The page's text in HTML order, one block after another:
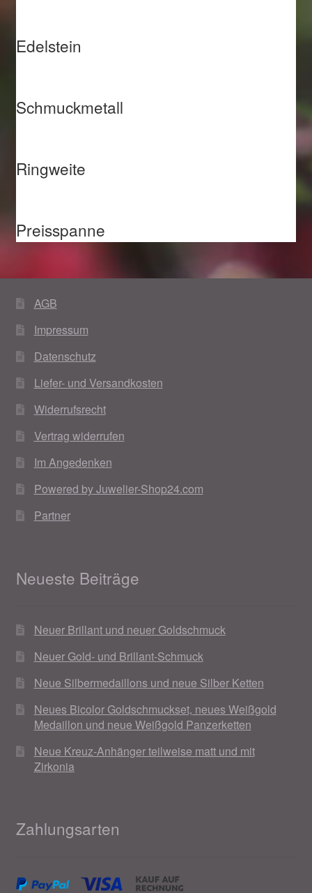
Edelstein
Schmuckmetall
Ringweite
Preisspanne
AGB
Impressum
Datenschutz
Liefer- und Versandkosten
Widerrufsrecht
Vertrag widerrufen
Im Angedenken
Powered by Juwelier-Shop24.com
Partner
Neueste Beiträge
Neuer Brillant und neuer Goldschmuck
Neuer Gold- und Brillant-Schmuck
Neue Silbermedaillons und neue Silber Ketten
Neues Bicolor Goldschmuckset, neues Weißgold
Medaillon und neue Weißgold Panzerketten
Neue Kreuz-Anhänger teilweise matt und mit
Zirkonia
Zahlungsarten